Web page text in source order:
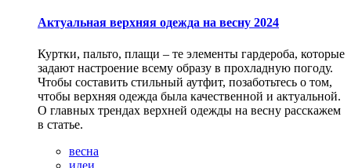
Актуальная верхняя одежда на весну 2024
Куртки, пальто, плащи – те элементы гардероба, которые
задают настроение всему образу в прохладную погоду.
Чтобы составить стильный аутфит, позаботьтесь о том,
чтобы верхняя одежда была качественной и актуальной.
О главных трендах верхней одежды на весну расскажем
в статье.
весна
идеи